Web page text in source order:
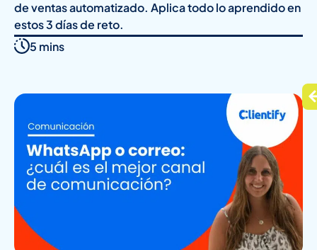
de ventas automatizado. Aplica todo lo aprendido en
estos 3 días de reto.
5 mins